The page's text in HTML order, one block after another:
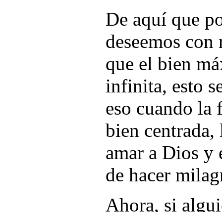
De aquí que
deseemos
que el bien
infinita, esto
eso cuando la
bien centrada,
amar a Dios y
de hacer
Ahora, si